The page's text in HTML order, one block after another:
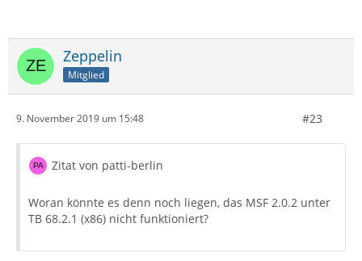
Zeppelin
Mitglied
9. November 2019 um 15:48 #23
Zitat von patti-berlin
Woran könnte es denn noch liegen, das MSF 2.0.2 unter
TB 68.2.1 (x86) nicht funktioniert?